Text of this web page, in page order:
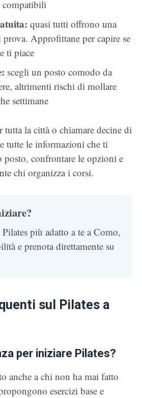
compatibili
quasi tutti offrono una
Approfittane per capire se
ti piace
scegli un posto comodo da
altrimenti rischi di mollare
settimane
tutta la città o chiamare decine di
tutte le informazioni che ti
posto, confrontare le opzioni e
chi organizza i corsi.
più adatto a te a Como,
e prenota direttamente su
sul Pilates a
per iniziare Pilates?
anche a chi non ha mai fatto
esercizi base e